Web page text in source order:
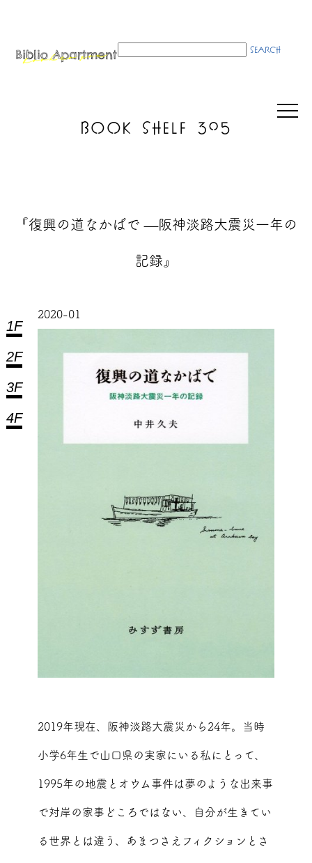
1F
2F
3F
4F
BOOK SHELF 305
『復興の道なかばで —阪神淡路大震災一年の
記録』
2020-01
2019年現在、阪神淡路大震災から24年。当時
小学6年生で山口県の実家にいる私にとって、
1995年の地震とオウム事件は夢のような出来事
で対岸の家事どころではない、自分が生きてい
る世界とは違う、あまつさえフィクションとさ